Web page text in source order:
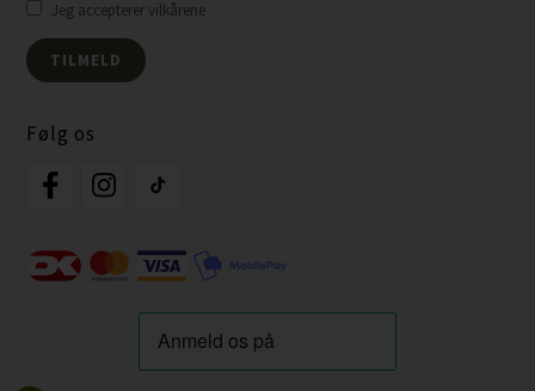
Jeg accepterer vilkårene
Følg os